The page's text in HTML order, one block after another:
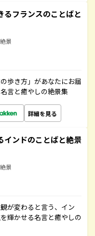
るフランスのことばと
景
歩き方」があなたにお届
言と癒やしの絶景集
詳細を見る
インドのことばと絶景
景
が変わると言う、イン
輝かせる名言と癒やしの